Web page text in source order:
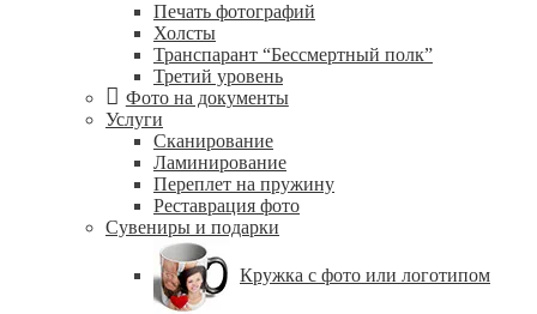
Печать фотографий
Холсты
Транспарант “Бессмертный полк”
Третий уровень
Фото на документы
Услуги
Сканирование
Ламинирование
Переплет на пружину
Реставрация фото
Сувениры и подарки
Кружка с фото или логотипом